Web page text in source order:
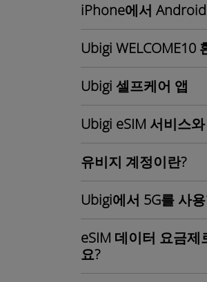
iPhone에서
Ubigi WELCOME10
Ubigi 셀프케어 앱
Ubigi eSIM 서비스
유비지 계정이란?
Ubigi에서 5G를 사
eSIM 데이터 요금
요?